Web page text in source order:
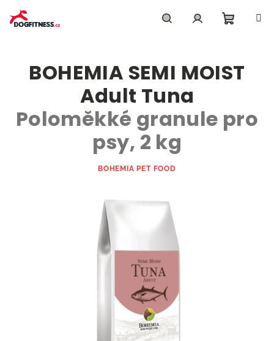
obsah
košík
BOHEMIA SEMI MOIST
Adult Tuna
Poloměkké granule pro
psy, 2 kg
BOHEMIA PET FOOD